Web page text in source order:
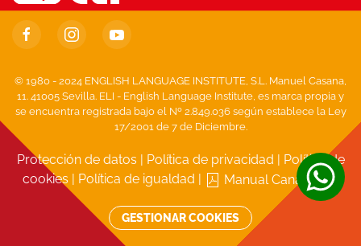
© 1980 - 2024 ENGLISH LANGUAGE INSTITUTE, S.L. Manuel Casana,
11. 41005 Sevilla. ELI - English Language Institute, es marca propia y
se encuentra registrada bajo el Nº 2.849.036 según establece la Ley
17/2001 de 7 de Diciembre.
Protección de datos Política de privacidad
Política de
cookies
Política de igualdad Manual Canal Ético
GESTIONAR COOKIES